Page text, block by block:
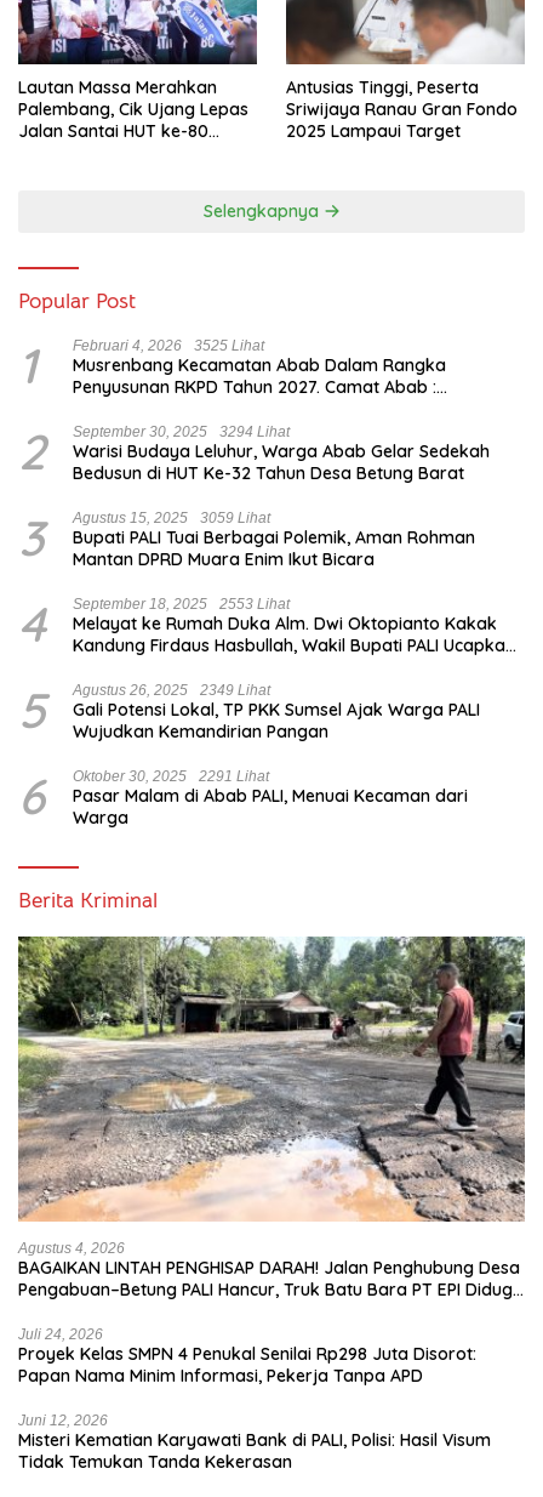
Lautan Massa Merahkan
Palembang, Cik Ujang Lepas
Jalan Santai HUT ke-80
Antusias Tinggi, Peserta
Sriwijaya Ranau Gran Fondo
2025 Lampaui Target
Selengkapnya
Popular Post
1 Februari 4, 2026 3525 Lihat
Musrenbang Kecamatan Abab Dalam Rangka
Penyusunan RKPD Tahun 2027. Camat Abab :
2 September 30, 2025 3294 Lihat
Warisi Budaya Leluhur, Warga Abab Gelar Sedekah
Bedusun di HUT Ke-32 Tahun Desa Betung Barat
3 Agustus 15, 2025 3059 Lihat
Bupati PALI Tuai Berbagai Polemik, Aman Rohman
Mantan DPRD Muara Enim Ikut Bicara
4 September 18, 2025 2553 Lihat
Melayat ke Rumah Duka Alm. Dwi Oktopianto Kakak
Kandung Firdaus Hasbullah, Wakil Bupati PALI Ucapkan
5 Agustus 26, 2025 2349 Lihat
Gali Potensi Lokal, TP PKK Sumsel Ajak Warga PALI
Wujudkan Kemandirian Pangan
6 Oktober 30, 2025 2291 Lihat
Pasar Malam di Abab PALI, Menuai Kecaman dari
Warga
Berita Kriminal
Agustus 4, 2026
BAGAIKAN LINTAH PENGHISAP DARAH! Jalan Penghubung Desa
Pengabuan–Betung PALI Hancur, Truk Batu Bara PT EPI Diduga
Juli 24, 2026
Proyek Kelas SMPN 4 Penukal Senilai Rp298 Juta Disorot:
Papan Nama Minim Informasi, Pekerja Tanpa APD
Juni 12, 2026
Misteri Kematian Karyawati Bank di PALI, Polisi: Hasil Visum
Tidak Temukan Tanda Kekerasan